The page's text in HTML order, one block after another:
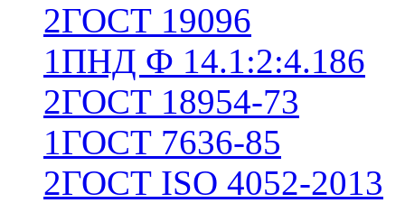
2ГОСТ 19096
1ПНД Ф 14.1:2:4.186
2ГОСТ 18954-73
1ГОСТ 7636-85
2ГОСТ ISO 4052-2013